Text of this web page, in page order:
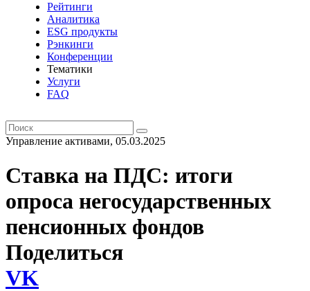
Рейтинги
Аналитика
ESG продукты
Рэнкинги
Конференции
Тематики
Услуги
FAQ
Управление активами, 05.03.2025
Ставка на ПДС: итоги
опроса негосударственных
пенсионных фондов
Поделиться
VK